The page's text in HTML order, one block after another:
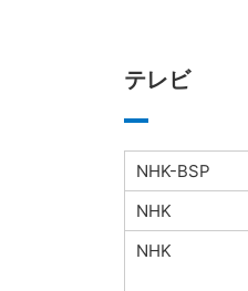
テレビ
NHK-BSP
NHK
NHK